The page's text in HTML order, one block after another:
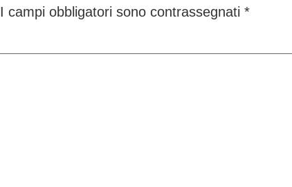
I campi obbligatori sono contrassegnati *